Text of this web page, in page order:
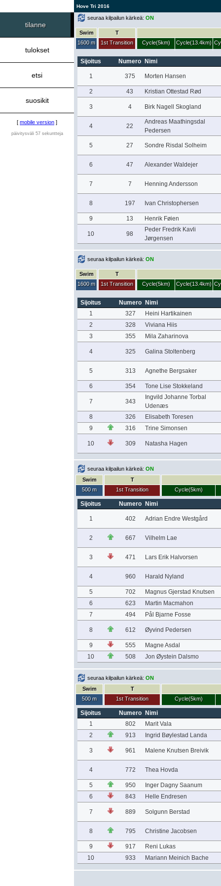
Hove Tri 2016
tilanne
tulokset
etsi
suosikit
[ mobile version ]
päivitysväli 57 sekuntteja
seuraa kilpailun kärkeä: ON
Swim
1600 m
T
1st Transition
Cycle(5km) Cycle(13.4km)
Sijoitus Numero Nimi
1 375 Morten Hansen
2 43 Kristian Ottestad Rød
3 4 Birk Nagell Skogland
4 22
Andreas Maathingsdal
Pedersen
5 27 Sondre Risdal Solheim
6 47 Alexander Waldejer
7 7 Henning Andersson
8 197 Ivan Christophersen
9 13 Henrik Føien
10 98
Peder Fredrik Kavli
Jørgensen
seuraa kilpailun kärkeä: ON
Swim
1600 m
T
1st Transition
Cycle(5km) Cycle(13.4km)
Sijoitus Numero
Nimi
1
327
Heini Hartikainen
2
328
Viviana Hiis
3
355 Mila Zaharinova
4 325 Galina Stoltenberg
5 313 Agnethe Bergsaker
6 354 Tone Lise Stokkeland
7 343
Ingvild Johanne Torbal
Udenæs
8
326
Elisabeth Toresen
9
316 Trine Simonsen
10 309 Natasha Hagen
seuraa kilpailun kärkeä: ON
Swim
500 m
T
1st Transition
Cycle(5km)
Sijoitus Numero Nimi
1 402 Adrian Endre Westgård
2 667 Vilhelm Lae
3 471 Lars Erik Halvorsen
4 960 Harald Nyland
5 702
Magnus Gjerstad Knutsen
6
623
Martin Macmahon
7
494 Pål Bjarne Fosse
8 612 Øyvind Pedersen
9 555
Magne Asdal
10
508 Jon Øystein Dalsmo
seuraa kilpailun kärkeä: ON
Swim
500 m
T
1st Transition
Cycle(5km)
Sijoitus Numero
Nimi
1
802
Marit Vala
2
913 Ingrid Bøylestad Landa
3 961 Malene Knutsen Breivik
4 772 Thea Hovda
5 950
Inger Dagny Saanum
6
843 Helle Endresen
7 889 Solgunn Berstad
8 795 Christine Jacobsen
9 917
Reni Lukas
10
933 Mariann Meinich Bache